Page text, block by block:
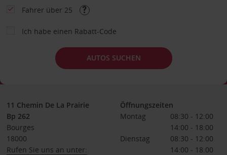
Fahrer über 25
Ich habe einen Rabatt-Code
AUTOS SUCHEN
11 Chemin De La Prairie
Bp 262
Bourges
18000
Rufen Sie uns an unter:
Öffnungszeiten
Montag
08:30 - 12:00
14:00 - 18:00
Dienstag
08:30 - 12:00
14:00 - 18:00